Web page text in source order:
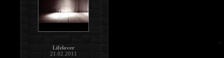
Lifelover
21.02.2011